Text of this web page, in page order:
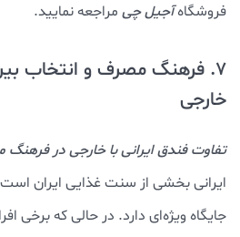
فروشگاهآجیل چی مراجعه نمایید.
7. فرهنگ مصرف و انتخاب
خارجی
تفاوت فندق ایرانی با خارجی در
ایرانی بخشی از سنت غذایی ایران
جایگاه ویژه‌ای دارد. در حالی که برخی